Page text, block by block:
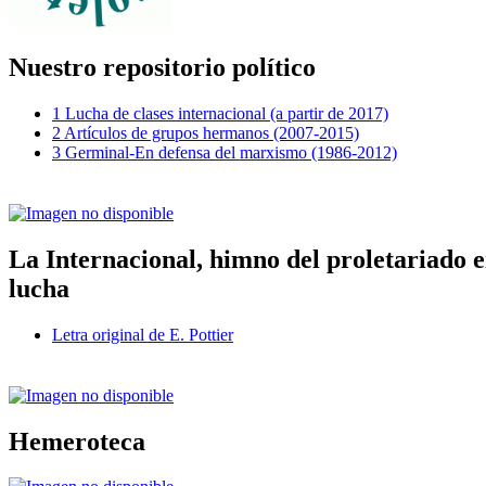
Nuestro repositorio político
1 Lucha de clases internacional (a partir de 2017)
2 Artículos de grupos hermanos (2007-2015)
3 Germinal-En defensa del marxismo (1986-2012)
La Internacional, himno del proletariado
lucha
Letra original de E. Pottier
Hemeroteca